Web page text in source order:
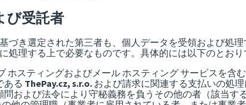
び受託者
づき選定された第三者も、個人データを受領および処
処理する上で必要なものです。具体的には以下のとおり
ホスティングおよびメール ホスティング サービスを含
ある ThePay.cz, s.r.o.および請求に関連する支払いの処
および法令により守秘義務を負うその他の者（該当する